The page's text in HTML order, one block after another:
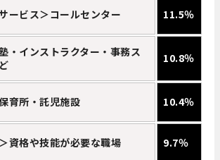
ービス＞コールセンター 11.5％
・インストラクター・事務ス
10.8％
育所・託児施設 10.4％
資格や技能が必要な職場 9.7％